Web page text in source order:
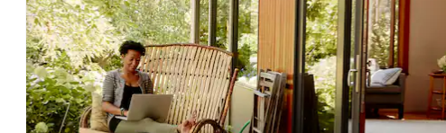
le haut et vers le bas pour les parcourir ou en appuyant et en faisant glisser.